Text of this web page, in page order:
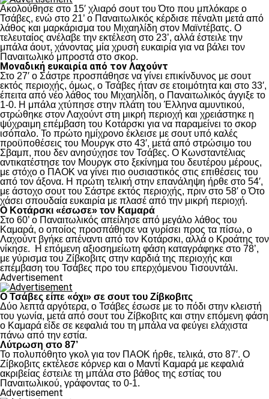
Ακολούθησε στο 15′ χλιαρό σουτ του Ότο που μπλόκαρε ο
Τσάβες, ενώ στο 21’ ο Παναιτωλικός κέρδισε πέναλτι μετά από
λάθος και μαρκάρισμα του Μιχαηλίδη στον Μαϊντέβατς. Ο
τελευταίος ανέλαβε την εκτέλεση στο 23’, αλλά έστειλε την
μπάλα άουτ, χάνοντας μία χρυσή ευκαιρία για να βάλει τον
Παναιτωλικό μπροστά στο σκορ.
Μοναδική ευκαιρία από τον Λαχούντ
Στο 27′ ο Σάστρε προσπάθησε να γίνει επικίνδυνος με σουτ
εκτός περιοχής, όμως, ο Τσάβες ήταν σε ετοιμότητα και στο 33′,
έπειτα από νέο λάθος του Μιχαηλίδη, ο Παναιτωλικός άγγιξε το
1-0. Η μπάλα χτύπησε στην πλάτη του Έλληνα αμυντικού,
στρώθηκε στον Λαχούντ στη μικρή περιοχή και χρειάστηκε η
ψύχραιμη επέμβαση του Κοτάρσκι για να παραμείνει το σκορ
ισόπαλο. Το πρώτο ημίχρονο έκλεισε με σουτ υπό καλές
προϋποθέσεις του Μουργκ στο 43′, μετά από στρώσιμο του
Σβαμπ, που δεν ανησύχησε τον Τσάβες. Ο Κωνσταντέλιας
αντικατέστησε τον Μουργκ στο ξεκίνημα του δευτέρου μέρους,
με στόχο ο ΠΑΟΚ να γίνει πιο ουσιαστικός στις επιθέσεις του
από τον άξονα. Η πρώτη τελική στην επανάληψη ήρθε στο 54′,
με άστοχο σουτ του Σάστρε εκτός περιοχής, πριν στο 58′ ο Ότο
χάσει σπουδαία ευκαιρία με πλασέ από την μικρή περιοχή.
Ο Κοτάρσκι «έσωσε» τον Καμαρά
Στο 60’ ο Παναιτωλικός απείλησε από μεγάλο λάθος του
Καμαρά, ο οποίος προσπάθησε να γυρίσει προς τα πίσω, ο
Λαχούντ βγήκε απέναντι από τον Κοτάρσκι, αλλά ο Κροάτης τον
νίκησε. Η επόμενη αξιοσημείωτη φάση καταγράφηκε στο 78’,
με γύρισμα του Ζίβκοβιτς στην καρδιά της περιοχής και
επέμβαση του Τσάβες προ του επερχόμενου Τισουντάλι.
Advertisement
Ο Τσάβες είπε «όχι» σε σουτ του Ζίβκοβιτς
Δύο λεπτά αργότερα, ο Τσάβες έσωσε με το πόδι στην κλειστή
του γωνία, μετά από σουτ του Ζίβκοβιτς και στην επόμενη φάση
ο Καμαρά είδε σε κεφαλιά του τη μπάλα να φεύγει ελάχιστα
πάνω από την εστία.
Λύτρωση στο 87’
Το πολυπόθητο γκολ για τον ΠΑΟΚ ήρθε, τελικά, στο 87′. Ο
Ζίβκοβιτς εκτέλεσε κόρνερ και ο Μαντί Καμαρά με κεφαλιά
ακριβείας έστειλε τη μπάλα στο βάθος της εστίας του
Παναιτωλικού, γράφοντας το 0-1.
Advertisement